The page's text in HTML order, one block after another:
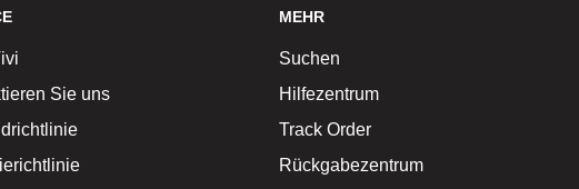
Sie uns
MEHR
Suchen
Hilfezentrum
Track Order
Rückgabezentrum